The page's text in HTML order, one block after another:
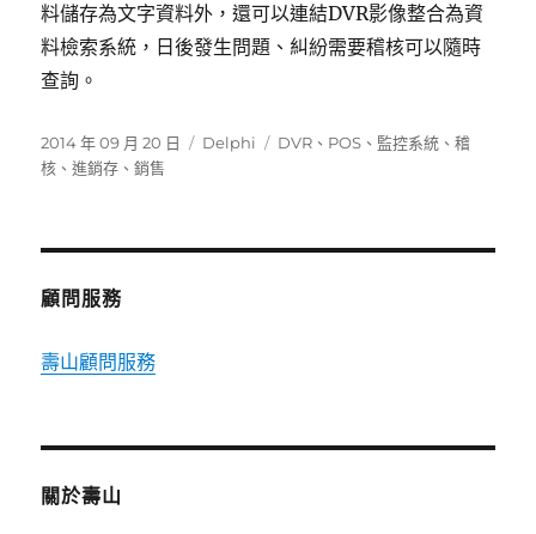
料儲存為文字資料外，還可以連結DVR影像整合為資
料檢索系統，日後發生問題、糾紛需要稽核可以隨時
查詢。
發
佈
2014 年 09 月 20 日
分
Delphi
標
DVR 、 POS 、 監控系統 、稽
核 、進銷存 、銷售
顧問服務
壽山顧問服務
關於壽山